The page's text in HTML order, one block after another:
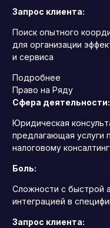
Запрос клиента:
Поиск опытного
для организации
и сервиса
Подробнее
Право на Ряду
Сфера деятельности:
Юридическая
предлагающая услуги
налоговому
Боль:
Сложности с быстрой
интеграцией в
Запрос клиента: